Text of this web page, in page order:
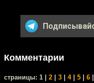
Комментарии
cтраницы: 1 | 2 3 4| 5 6